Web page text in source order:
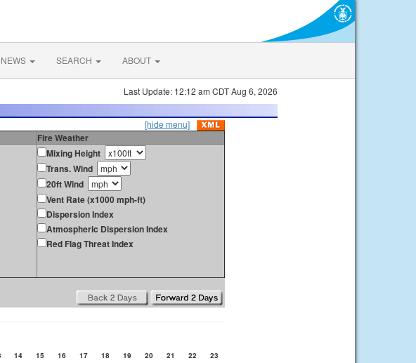
NEWS SEARCH ABOUT
Last Update: 12:12 am CDT Aug 6, 2026
[hide menu]
Fire Weather
Mixing Height
Trans. Wind
20ft Wind
Vent Rate (x1000 mph-ft)
Dispersion Index
Atmospheric Dispersion Index
Red Flag Threat Index
14 15 16 17 18 19 20 21 22
23